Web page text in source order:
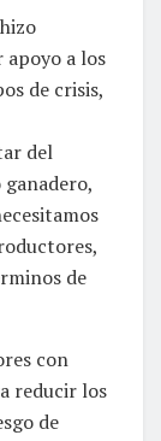
a los
de crisis,
del
de
con
reducir los
de